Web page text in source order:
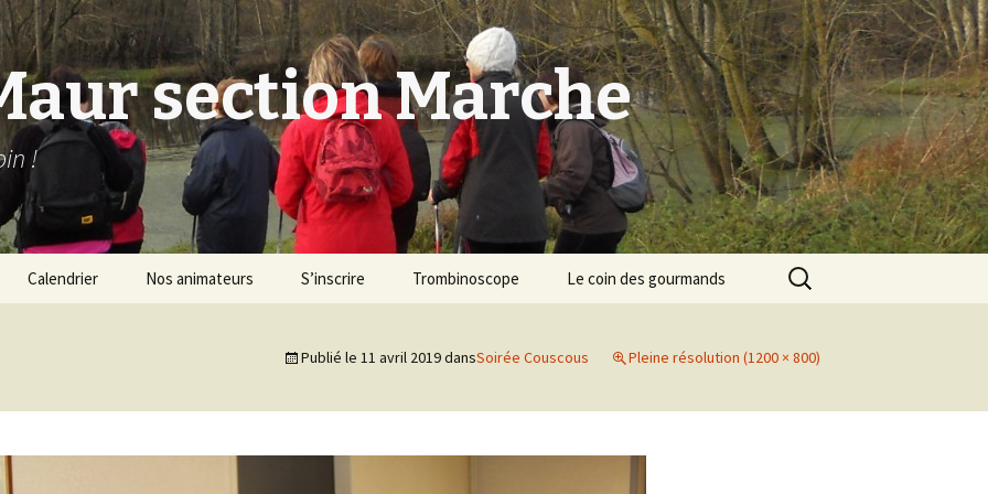
section Marche
!
Calendrier Nos animateurs S’inscrire Trombinoscope Le coin des gourmands
Rechercher :
Publié le 11 avril 2019dansSoirée Couscous Pleine résolution (1200 × 800)